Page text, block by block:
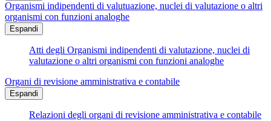
Organismi indipendenti di valutuazione, nuclei di valutazione o altri
organismi con funzioni analoghe
Espandi
Atti degli Organismi indipendenti di valutazione, nuclei di
valutazione o altri organismi con funzioni analoghe
Organi di revisione amministrativa e contabile
Espandi
Relazioni degli organi di revisione amministrativa e contabile